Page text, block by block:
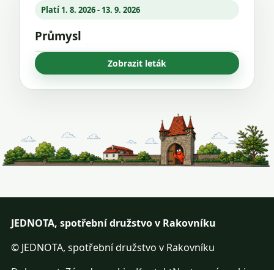
Platí 1. 8. 2026 - 13. 9. 2026
Průmysl
Zobrazit leták
JEDNOTA, spotřební družstvo v Rakovníku
© JEDNOTA, spotřební družstvo v Rakovníku